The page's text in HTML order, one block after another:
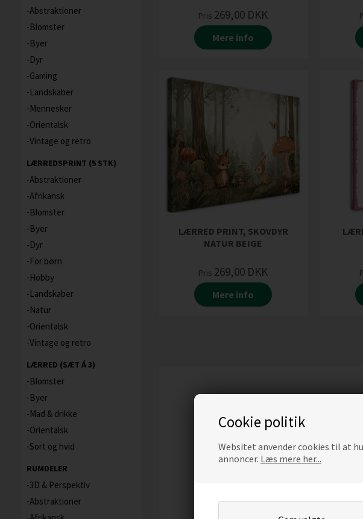
Cookie politik
Websitet anvender cookies til at
annoncer. Læs mere her...
Abstraktioner
Blomster
Byer
Dyr
Gaming
Landskaber
Mennesker
Orientalsk
Vintage og retro
LÆRREDSPRINT (5 STK)
Abstraktioner
Afrikansk
Blomster
Byer
Dyr
For børn
Hobby
Landskaber
Natur
Orientalsk
Vintage og retro
LÆRRED (SÆT Á 3)
Blomster
Byer
Mad & drikke
Orientalsk
Sort og hvid
RUMDELER
3D & Perspektiv
Abstraktioner
Pris 269,00 DKK
Mere info
LÆRRED PRINT, SKOVDYR
NATUR BEIGE
Pris 269,00 DKK
Mere info